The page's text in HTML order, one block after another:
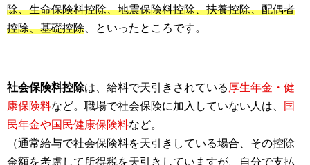
除、生命保険料控除、地震保険料控除、扶養控除、配偶者
控除、基礎控除 、といったところです。
社会保険料控除は、給料で天引きされている 厚生年金・健
康保険料など。職場で社会保険に加入していない人は、
国
民年金や国民健康保険料など。
（通常給与で社会保険料を天引きしている場合、その控除
金額を考慮して所得税を天引きしていますが、自分で支払